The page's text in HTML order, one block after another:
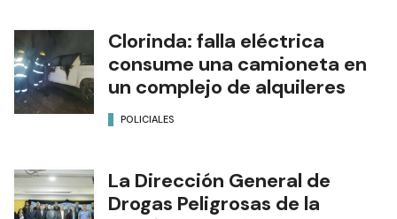
Clorinda: falla eléctrica
consume una camioneta en
un complejo de alquileres
POLICIALES
La Dirección General de
Drogas Peligrosas de la